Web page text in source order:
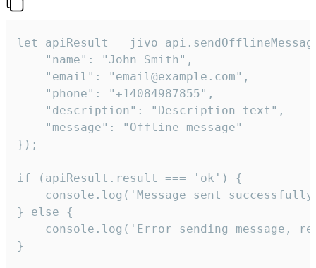
let apiResult =
    "name": "John Smith",
    "email": "email@example.com",
    "phone": "+14084987855",
    "description": "Description text",
    "message": "Offline message"
});
if (apiResult.result === 'ok') {
console.log('Message sent
} else {
console.log('Error sending message,
}